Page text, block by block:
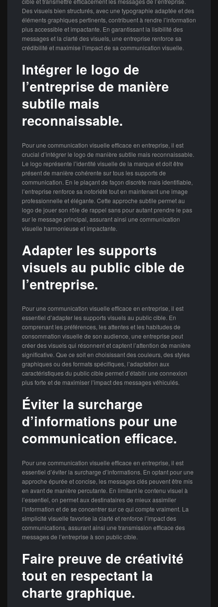
Des visuels bien structurés, avec une typographie adaptée et des
éléments graphiques pertinents, contribuent à rendre l’information
plus accessible et impactante. En garantissant la lisibilité des
messages et la clarté des visuels, une entreprise renforce sa
crédibilité et maximise l’impact de sa communication visuelle.
Intégrer le logo de
l’entreprise de manière
subtile mais
reconnaissable.
Pour une communication visuelle efficace en entreprise, il est
crucial d’intégrer le logo de manière subtile mais reconnaissable.
Le logo représente l’identité visuelle de la marque et doit être
présent de manière cohérente sur tous les supports de
communication. En le plaçant de façon discrète mais identifiable,
l’entreprise renforce sa notoriété tout en maintenant une image
professionnelle et élégante. Cette approche subtile permet au
logo de jouer son rôle de rappel sans pour autant prendre le pas
sur le message principal, assurant ainsi une communication
visuelle harmonieuse et impactante.
Adapter les supports
visuels au public cible de
l’entreprise.
Pour une communication visuelle efficace en entreprise, il est
essentiel d’adapter les supports visuels au public cible. En
comprenant les préférences, les attentes et les habitudes de
consommation visuelle de son audience, une entreprise peut
créer des visuels qui résonnent et captent l’attention de manière
significative. Que ce soit en choisissant des couleurs, des styles
graphiques ou des formats spécifiques, l’adaptation aux
caractéristiques du public cible permet d’établir une connexion
plus forte et de maximiser l’impact des messages véhiculés.
Éviter la surcharge
d’informations pour une
communication efficace.
Pour une communication visuelle efficace en entreprise, il est
essentiel d’éviter la surcharge d’informations. En optant pour une
approche épurée et concise, les messages clés peuvent être mis
en avant de manière percutante. En limitant le contenu visuel à
l’essentiel, on permet aux destinataires de mieux assimiler
l’information et de se concentrer sur ce qui compte vraiment. La
simplicité visuelle favorise la clarté et renforce l’impact des
communications, assurant ainsi une transmission efficace des
messages de l’entreprise à son public cible.
Faire preuve de créativité
tout en respectant la
charte graphique.